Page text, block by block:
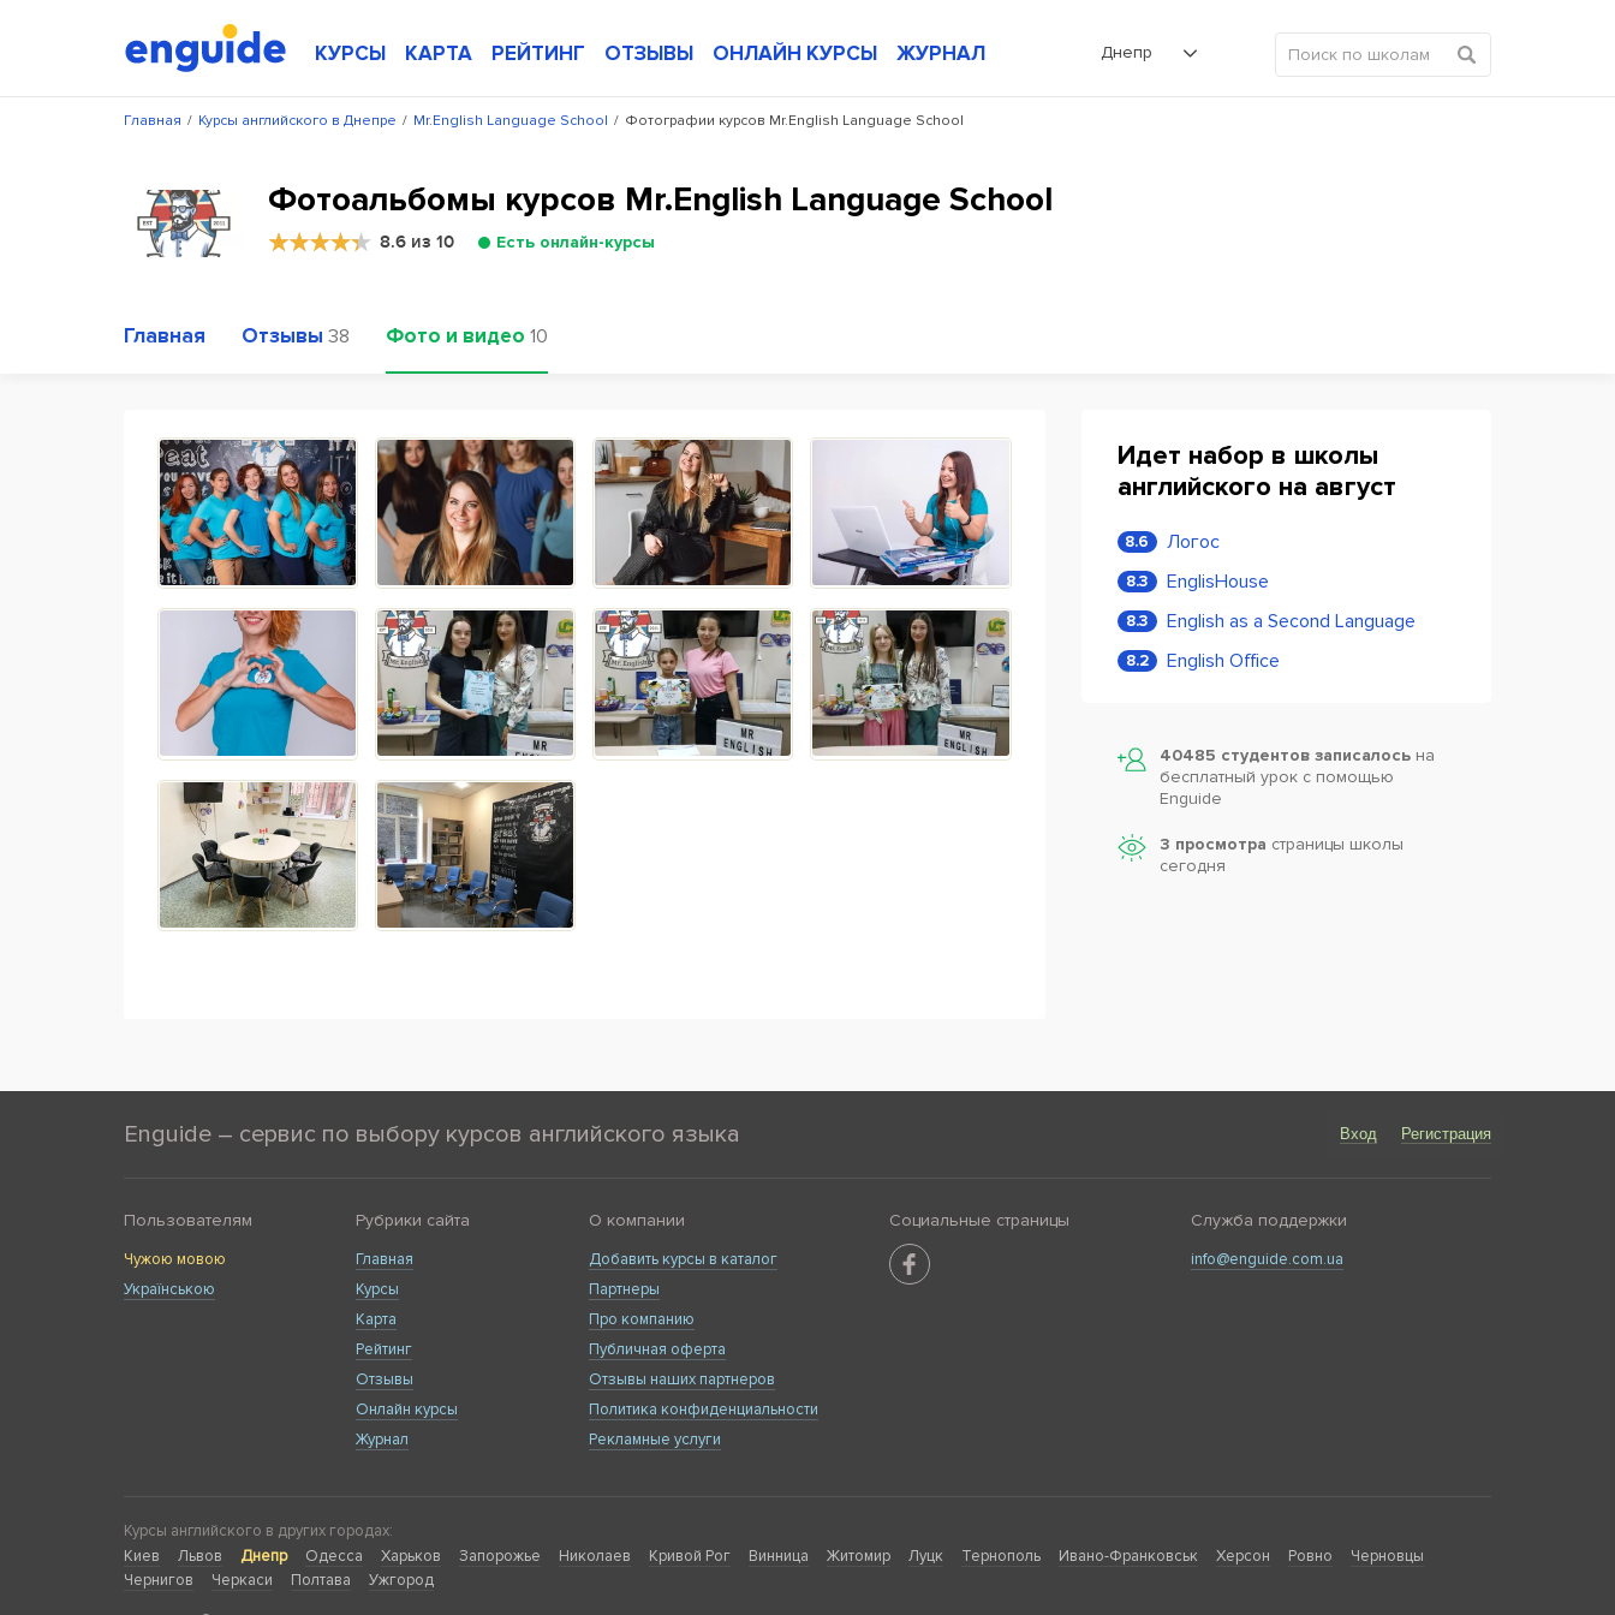
КУРСЫ КАРТА РЕЙТИНГ ОТЗЫВЫ ОНЛАЙН КУРСЫ ЖУРНАЛ Днепр
/
Главная /
Курсы английского в Днепре /
Mr.English Language School Фотографии курсов Mr.English Language School
Фотоальбомы курсов Mr.English Language School
8.6 из 10 Есть онлайн-курсы
Главная Отзывы 38 Фото и видео 10
Идет набор в школы
английского на август
8.6 Логос
8.3 EnglisHouse
8.3 English as a Second Language
8.2 English Office
40485 студентов записалось на
бесплатный урок с помощью
Enguide
3 просмотра страницы школы
сегодня
Enguide – сервис по выбору курсов английского языка Вход Регистрация
Пользователям
Чужою мовою
Українською
Рубрики сайта
Главная
Курсы
Карта
Рейтинг
Отзывы
Онлайн курсы
Журнал
О компании
Добавить курсы в каталог
Партнеры
Про компанию
Публичная оферта
Отзывы наших партнеров
Политика конфиденциальности
Рекламные услуги
Социальные страницы Служба поддержки
info@enguide.com.ua
Курсы английского в других городах:
Киев
Львов Днепр Одесса Харьков Запорожье Николаев Кривой Рог Винница Житомир Луцк Тернополь Ивано-Франковськ Херсон Ровно
Черновцы
Чернигов
Черкаси Полтава Ужгород